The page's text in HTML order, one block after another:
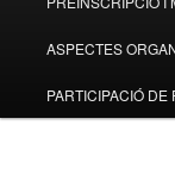
contingut
ASPECTES
PARTICIPACIÓ DE